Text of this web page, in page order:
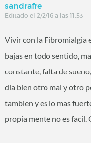
sandrafre
Editado el 2/2/16 a las 11:53
Vivir con la Fibromialgia
bajas en todo sentido,
constante, falta de
dia bien otro mal y otro
tambien y es lo mas
propia mente no es facil.